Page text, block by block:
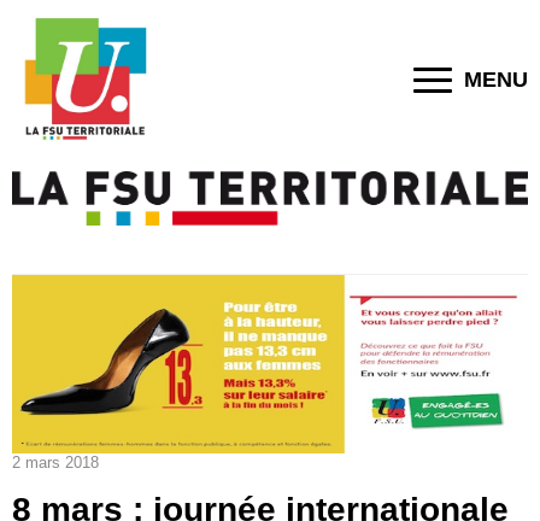
MENU
2 mars 2018
8 mars : journée internationale